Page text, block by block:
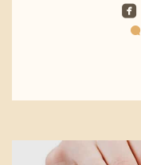
roundedfacebook